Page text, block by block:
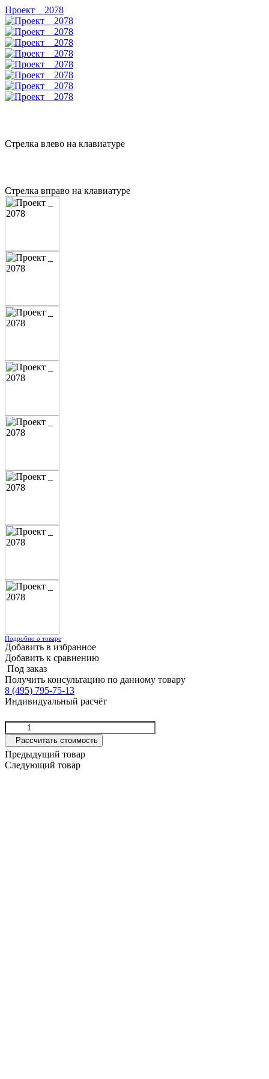
Проект _ 2078
Стрелка влево на клавиатуре
Стрелка вправо на клавиатуре
Подробно о товаре
Добавить в избранное
Добавить к сравнению
Под заказ
Получить консультацию по данному товару
8 (495) 795-75-13
Индивидуальный расчёт
Рассчитать стоимость
Предыдущий товар
Следующий товар